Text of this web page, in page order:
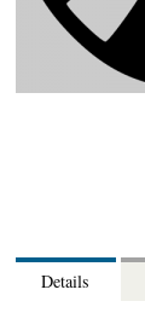
Details